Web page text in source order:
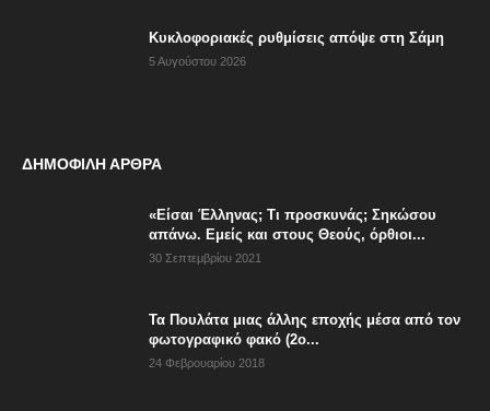
Κυκλοφοριακές ρυθμίσεις απόψε στη Σάμη
5 Αυγούστου 2026
ΔΗΜΟΦΙΛΗ ΑΡΘΡΑ
«Είσαι Έλληνας; Τι προσκυνάς; Σηκώσου
απάνω. Εμείς και στους Θεούς, όρθιοι...
30 Σεπτεμβρίου 2021
Τα Πουλάτα μιας άλλης εποχής μέσα από τον
φωτογραφικό φακό (2ο...
24 Φεβρουαρίου 2018